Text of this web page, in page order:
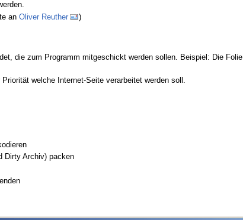
an Oliver Reuther )
die zum Programm mitgeschickt werden sollen. Beispiel: Die
welche Internet-Seite verarbeitet werden soll.
Dirty Archiv) packen